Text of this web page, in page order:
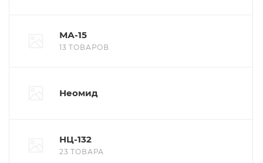
МА-15
13 ТОВАРОВ
Неомид
НЦ-132
23 ТОВАРА